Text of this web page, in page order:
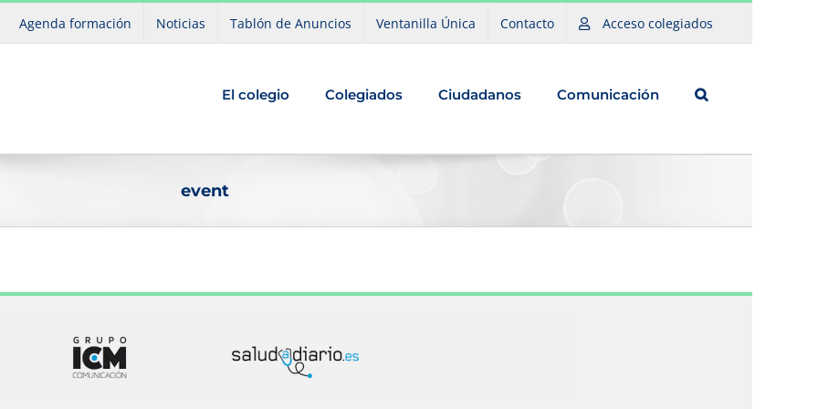
Agenda formación Noticias Tablón de Anuncios Ventanilla Única Contacto Acceso colegiados
El colegio Colegiados Ciudadanos Comunicación
event